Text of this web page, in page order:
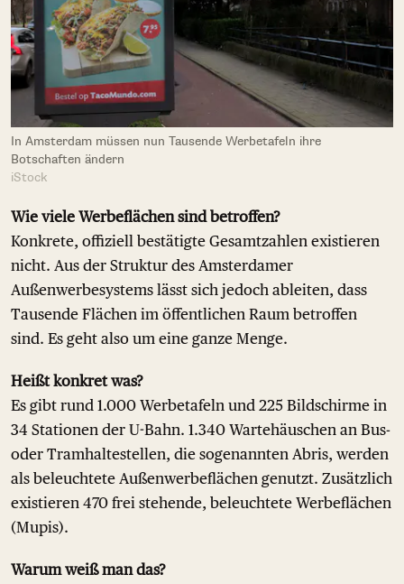
In Amsterdam müssen nun Tausende Werbetafeln ihre
Botschaften ändern
iStock
Wie viele Werbeflächen sind betroffen?
Konkrete, offiziell bestätigte Gesamtzahlen existieren
nicht. Aus der Struktur des Amsterdamer
Außenwerbesystems lässt sich jedoch ableiten, dass
Tausende Flächen im öffentlichen Raum betroffen
sind. Es geht also um eine ganze Menge.
Heißt konkret was?
Es gibt rund 1.000 Werbetafeln und 225 Bildschirme in
34 Stationen der U-Bahn. 1.340 Wartehäuschen an Bus-
oder Tramhaltestellen, die sogenannten Abris, werden
als beleuchtete Außenwerbeflächen genutzt. Zusätzlich
existieren 470 frei stehende, beleuchtete Werbeflächen
(Mupis).
Warum weiß man das?